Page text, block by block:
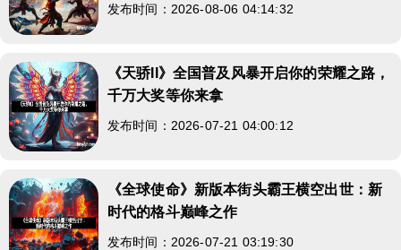
发布时间：2026-08-06 04:14:32
《天骄II》全国普及风暴开启你的荣耀之路，
千万大奖等你来拿
发布时间：2026-07-21 04:00:12
《全球使命》新版本街头霸王横空出世：新
时代的格斗巅峰之作
发布时间：2026-07-21 03:19:30